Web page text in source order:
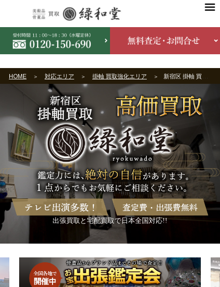
HOME 対応エリア 掛軸 買取強化エリア 新宿区 掛軸 買取
出張買取と宅配買取で日本全国対応!!